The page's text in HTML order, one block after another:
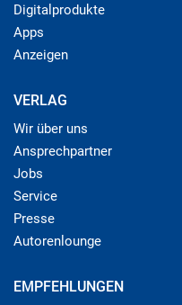
Digitalprodukte
Apps
Anzeigen
VERLAG
Wir über uns
Ansprechpartner
Jobs
Service
Presse
Autorenlounge
EMPFEHLUNGEN